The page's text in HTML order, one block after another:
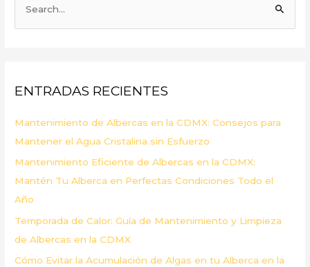
r
o
r
:
ENTRADAS RECIENTES
Mantenimiento de Albercas en la CDMX: Consejos para
Mantener el Agua Cristalina sin Esfuerzo
Mantenimiento Eficiente de Albercas en la CDMX:
Mantén Tu Alberca en Perfectas Condiciones Todo el
Año
Temporada de Calor: Guía de Mantenimiento y Limpieza
de Albercas en la CDMX
Cómo Evitar la Acumulación de Algas en tu Alberca en la